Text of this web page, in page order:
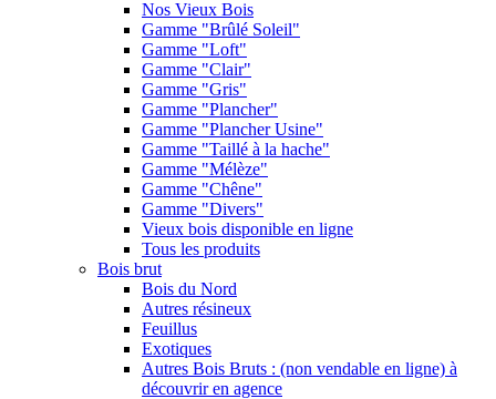
Nos Vieux Bois
Gamme "Brûlé Soleil"
Gamme "Loft"
Gamme "Clair"
Gamme "Gris"
Gamme "Plancher"
Gamme "Plancher Usine"
Gamme "Taillé à la hache"
Gamme "Mélèze"
Gamme "Chêne"
Gamme "Divers"
Vieux bois disponible en ligne
Tous les produits
Bois brut
Bois du Nord
Autres résineux
Feuillus
Exotiques
Autres Bois Bruts : (non vendable en ligne) à
découvrir en agence